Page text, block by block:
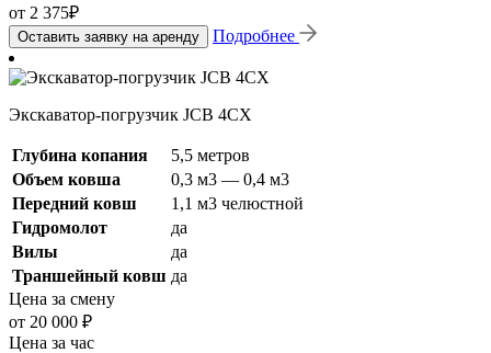
от 2 375₽
Оставить заявку на аренду Подробнее
Экскаватор-погрузчик JCB 4CX
Глубина копания
5,5 метров
Объем ковша
0,3 м3 — 0,4 м3
Передний ковш
1,1 м3 челюстной
Гидромолот
да
Вилы
да
Траншейный ковш да
Цена за смену
от 20 000 ₽
Цена за час